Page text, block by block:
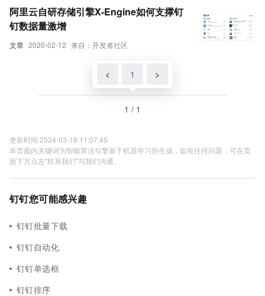
文章 2020-02-12 来自：开发者社区
阿里云自研存储引擎X-Engine如何支撑钉
钉数据量激增
< 1 >
1 / 1
更新时间 2024-03-18 11:07:45
本页面内关键词为智能算法引擎基于机器学习所生成，如有任何问题，可在页
面下方点击"联系我们"与我们沟通。
钉钉您可能感兴趣
钉钉批量下载
钉钉自动化
钉钉单选框
钉钉排序